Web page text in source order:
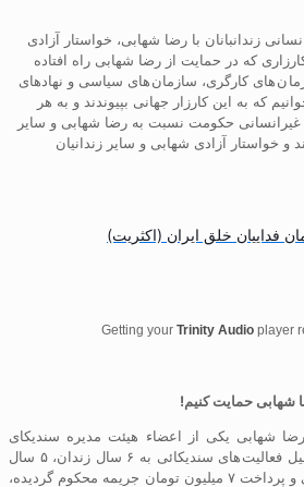
زندانبانان با رضا شهابی، خواستار آزادی
که در حمايت از رضا شهابی راه افتاده
ن های کارگری، سازمان های سياسی و نهادهای
کە بە این کارزار جهانی بپیوندند و بە هر
غيرانسانی حکومت نسبت بە رضا شهابی و سایر
و خواستار آزادی شهابی و سایر زندانیان
فداییان خلق ایران (اکثریت)
Getting yourTrinity Audio player
شهابی حمایت کنیم!
شهابی یکی از اعضاء هیئت مدیرە سندیکای
کارگران شرکت واحد کە بە دلیل فعالیت های سندیکائی بە ۶ سال زندان، ۵ سال
محرومیت از فعالیت سندیکائی و پرداخت ۷ میلیون تومان جریمە محکوم گردیدە،